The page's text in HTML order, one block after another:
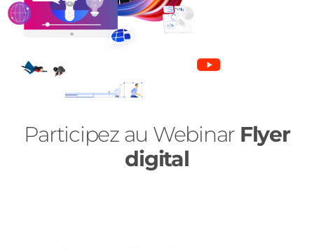
Participez au Webinar Flyer
digital